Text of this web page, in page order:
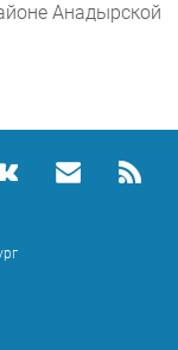
Анадырской